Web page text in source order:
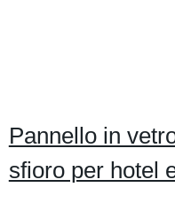
Pannello in
sfioro per hotel